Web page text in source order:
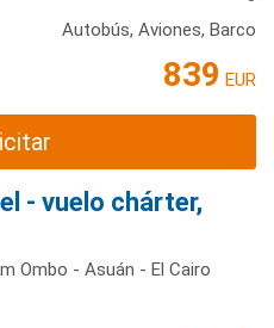
Autobús, Aviones, Barco
839 EUR
- vuelo chárter,
Ombo - Asuán - El Cairo